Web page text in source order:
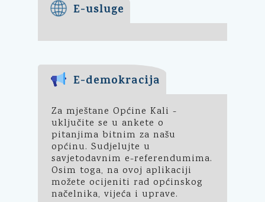
E-usluge
E-demokracija
Za mještane Općine Kali -
uključite se u ankete o
pitanjima bitnim za našu
općinu. Sudjelujte u
savjetodavnim e-referendumima.
Osim toga, na ovoj aplikaciji
možete ocijeniti rad općinskog
načelnika, vijeća i uprave.